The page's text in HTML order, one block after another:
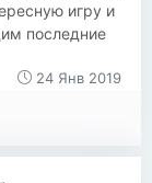
игру и
последние
24 Янв 2019